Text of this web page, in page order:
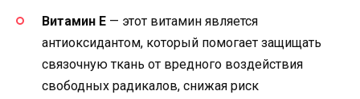
Витамин Е — этот витамин является
антиоксидантом, который помогает защищать
связочную ткань от вредного воздействия
свободных радикалов, снижая риск